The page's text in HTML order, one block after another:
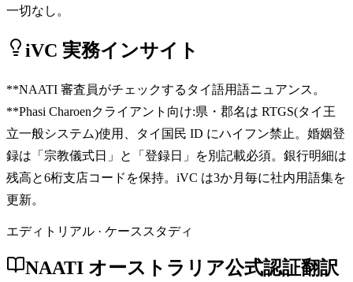
一切なし。
iVC 実務インサイト
**NAATI 審査員がチェックするタイ語用語ニュアンス。
**Phasi Charoenクライアント向け:県・郡名は RTGS(タイ王
立一般システム)使用、タイ国民 ID にハイフン禁止。婚姻登
録は「宗教儀式日」と「登録日」を別記載必須。銀行明細は
残高と6桁支店コードを保持。iVC は3か月毎に社内用語集を
更新。
エディトリアル · ケーススタディ
NAATI オーストラリア公式認証翻訳